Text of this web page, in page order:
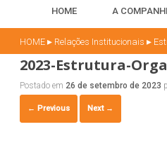
HOME A
HOME ▸ Relações Institucionais ▸
2023-Estrutura-
Postado em 26 de setembro de 2023
← Previous Next →